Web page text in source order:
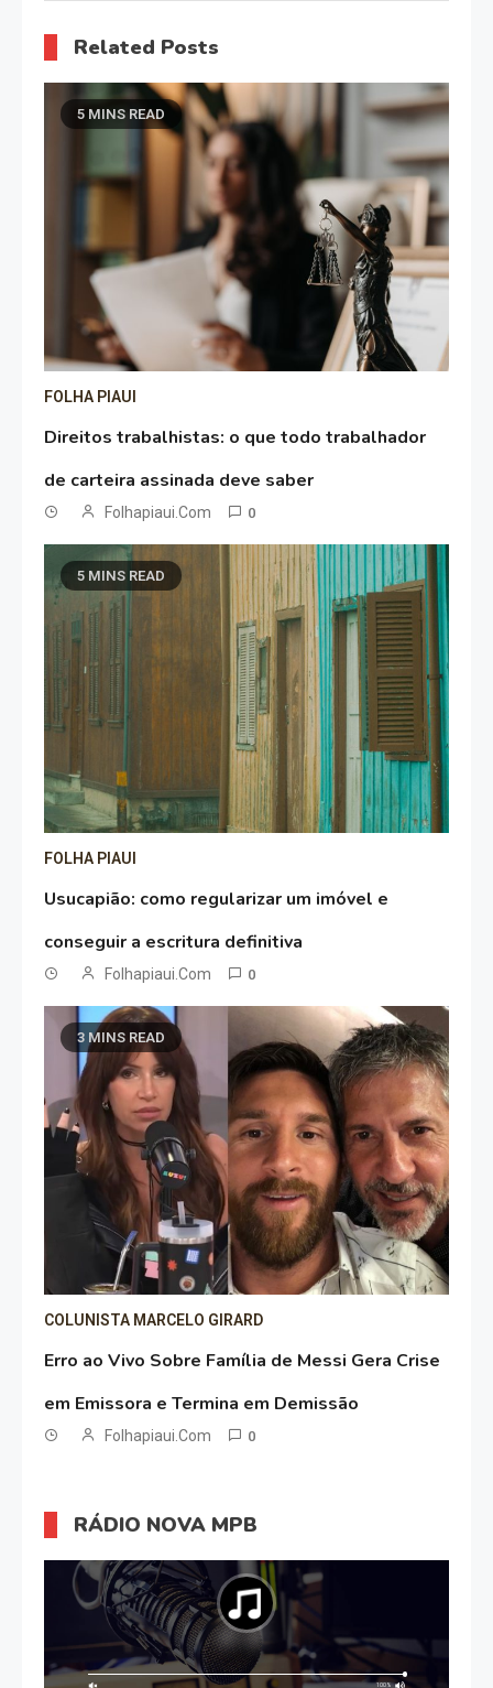
Related Posts
5 MINS READ
FOLHA PIAUI
Direitos trabalhistas: o que todo trabalhador
de carteira assinada deve saber
Folhapiaui.com 0
5 MINS READ
FOLHA PIAUI
Usucapião: como regularizar um imóvel e
conseguir a escritura definitiva
Folhapiaui.com 0
3 MINS READ
COLUNISTA MARCELO GIRARD
Erro ao Vivo Sobre Família de Messi Gera Crise
em Emissora e Termina em Demissão
Folhapiaui.com 0
RÁDIO NOVA MPB